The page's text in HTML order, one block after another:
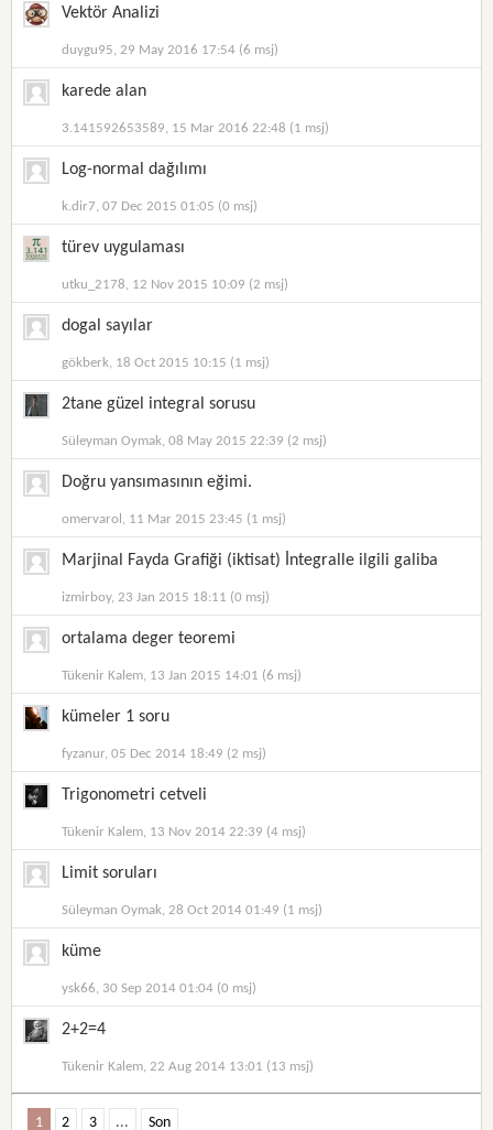
Vektör Analizi
duygu95, 29 May 2016 17:54 (6 msj)
karede alan
3.141592653589, 15 Mar 2016 22:48 (1 msj)
Log-normal dağılımı
k.dir7, 07 Dec 2015 01:05 (0 msj)
türev uygulaması
utku_2178, 12 Nov 2015 10:09 (2 msj)
dogal sayılar
gökberk, 18 Oct 2015 10:15 (1 msj)
2tane güzel integral sorusu
Süleyman Oymak, 08 May 2015 22:39 (2 msj)
Doğru yansımasının eğimi.
omervarol, 11 Mar 2015 23:45 (1 msj)
Marjinal Fayda Grafiği (iktisat) İntegralle ilgili galiba
izmirboy, 23 Jan 2015 18:11 (0 msj)
ortalama deger teoremi
Tükenir Kalem, 13 Jan 2015 14:01 (6 msj)
kümeler 1 soru
fyzanur, 05 Dec 2014 18:49 (2 msj)
Trigonometri cetveli
Tükenir Kalem, 13 Nov 2014 22:39 (4 msj)
Limit soruları
Süleyman Oymak, 28 Oct 2014 01:49 (1 msj)
küme
ysk66, 30 Sep 2014 01:04 (0 msj)
2+2=4
Tükenir Kalem, 22 Aug 2014 13:01 (13 msj)
1 2 3 ... Son